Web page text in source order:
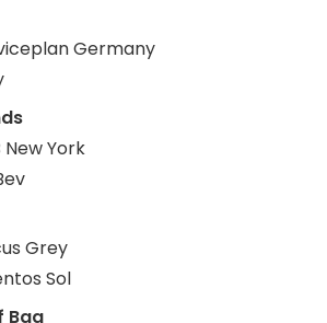
Germany
New York
Grey
Sol
Bag